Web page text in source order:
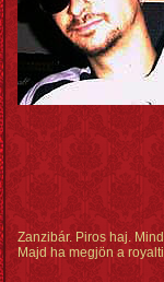
Zanzibár. Piros haj.
Majd ha megjön a